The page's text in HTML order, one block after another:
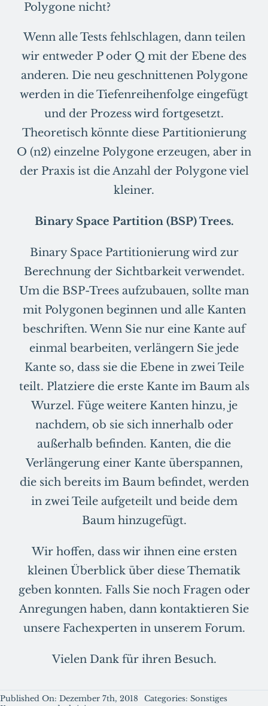
Polygone nicht?
Wenn alle Tests fehlschlagen, dann teilen
wir entweder P oder Q mit der Ebene des
anderen. Die neu geschnittenen Polygone
werden in die Tiefenreihenfolge eingefügt
und der Prozess wird fortgesetzt.
Theoretisch könnte diese Partitionierung
O (n2) einzelne Polygone erzeugen, aber in
der Praxis ist die Anzahl der Polygone viel
kleiner.
Binary Space Partition (BSP) Trees.
Binary Space Partitionierung wird zur
Berechnung der Sichtbarkeit verwendet.
Um die BSP-Trees aufzubauen, sollte man
mit Polygonen beginnen und alle Kanten
beschriften. Wenn Sie nur eine Kante auf
einmal bearbeiten, verlängern Sie jede
Kante so, dass sie die Ebene in zwei Teile
teilt. Platziere die erste Kante im Baum als
Wurzel. Füge weitere Kanten hinzu, je
nachdem, ob sie sich innerhalb oder
außerhalb befinden. Kanten, die die
Verlängerung einer Kante überspannen,
die sich bereits im Baum befindet, werden
in zwei Teile aufgeteilt und beide dem
Baum hinzugefügt.
Wir hoffen, dass wir ihnen eine ersten
kleinen Überblick über diese Thematik
geben konnten. Falls Sie noch Fragen oder
Anregungen haben, dann kontaktieren Sie
unsere Fachexperten in unserem Forum.
Vielen Dank für ihren Besuch.
Published On: Dezember 7th, 2018 Categories: Sonstiges